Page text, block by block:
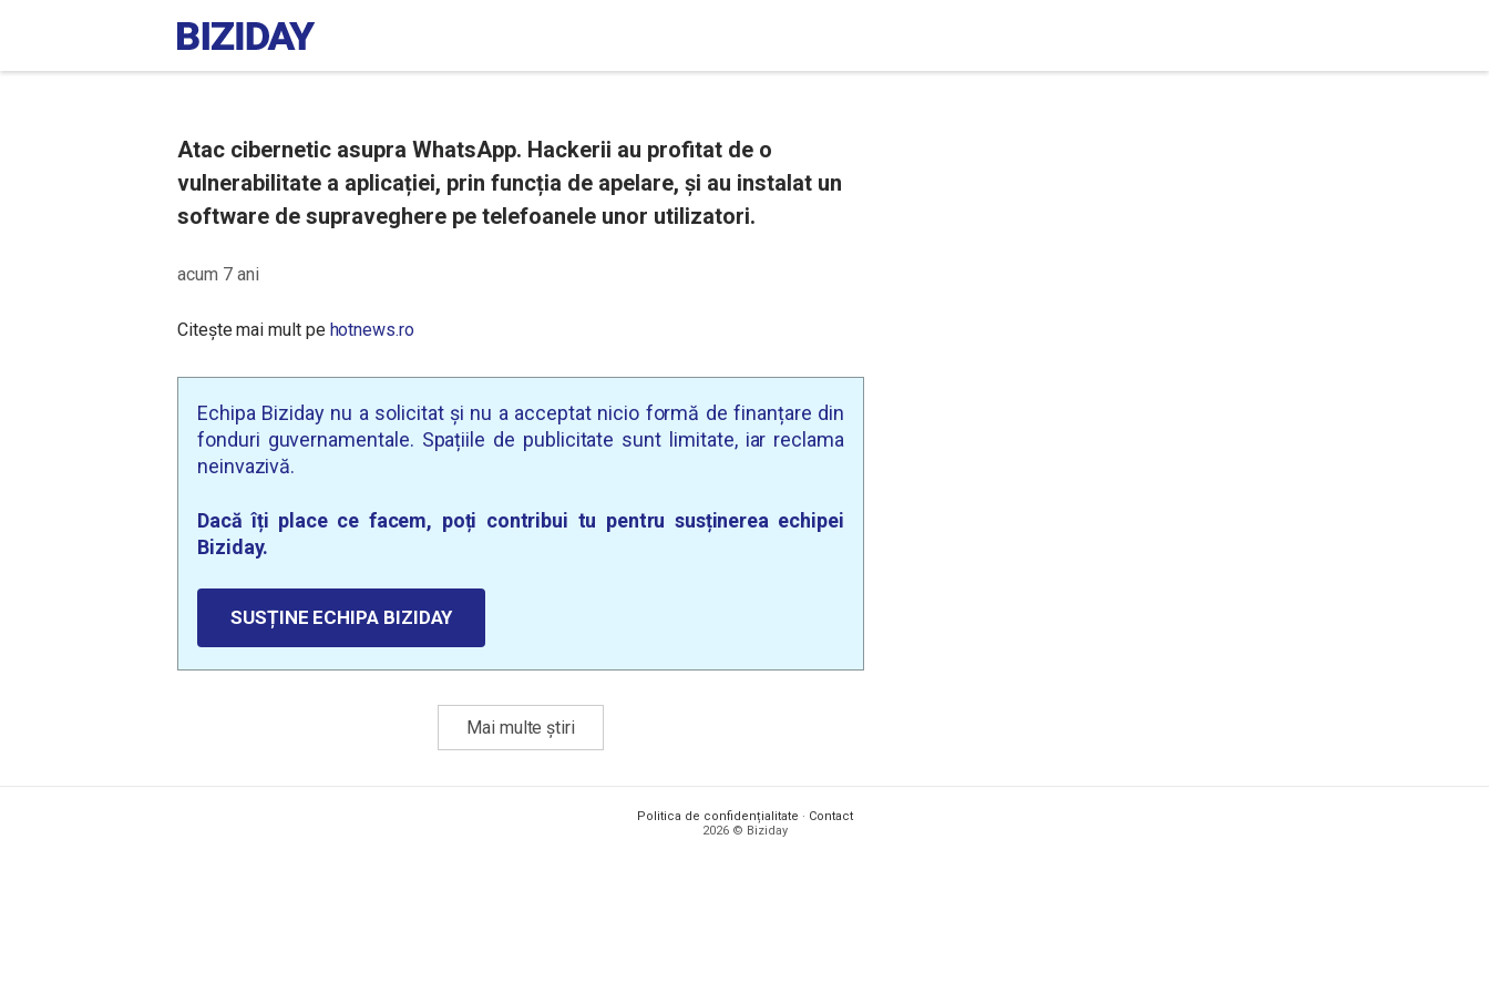
Atac cibernetic asupra WhatsApp. Hackerii au profitat de o
vulnerabilitate a aplicației, prin funcția de apelare, și au instalat un
software de supraveghere pe telefoanele unor utilizatori.
acum 7 ani
Citește mai mult pe hotnews.ro
Echipa Biziday nu a solicitat și nu a acceptat nicio formă de finanțare din
fonduri guvernamentale. Spațiile de publicitate sunt limitate, iar reclama
neinvazivă.
Dacă îți place ce facem, poți contribui tu pentru susținerea echipei
Biziday.
SUSȚINE ECHIPA BIZIDAY
Mai multe știri
Politica de confidențialitate · Contact
2026 © Biziday